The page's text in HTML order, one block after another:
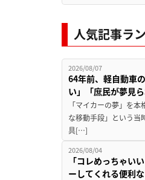
人気記事ラ
2026/08/07
64年前、軽自動車
い」「庶民が夢見
「マイカーの夢」を
な移動手段」という当
具[…]
2026/08/04
「コレめっちゃい
ーしてくれる便利